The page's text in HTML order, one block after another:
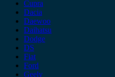
Cupra
Dacia
Daewoo
Daihatsu
Dodge
DS
Fiat
Ford
Geely